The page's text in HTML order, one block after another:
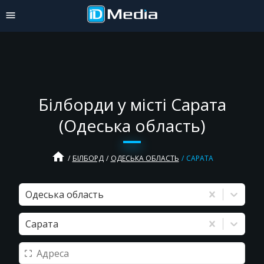
Білборди у місті Сарата
(Одеська область)
home БІЛБОРД ОДЕСЬКА ОБЛАСТЬ САРАТА
Одеська область
Сарата